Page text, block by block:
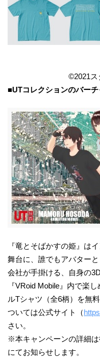
©2021スタジオ
■UTコレクションのバー
『竜とそばかすの姫』は
舞台に、誰でもアバター
会社が手掛ける、自身の
『VRoid Mobile』内で楽
ルTシャツ（全6柄）を無
ついては公式サイト（
さい。
※本キャンペーンの詳細は
にてお知らせします。